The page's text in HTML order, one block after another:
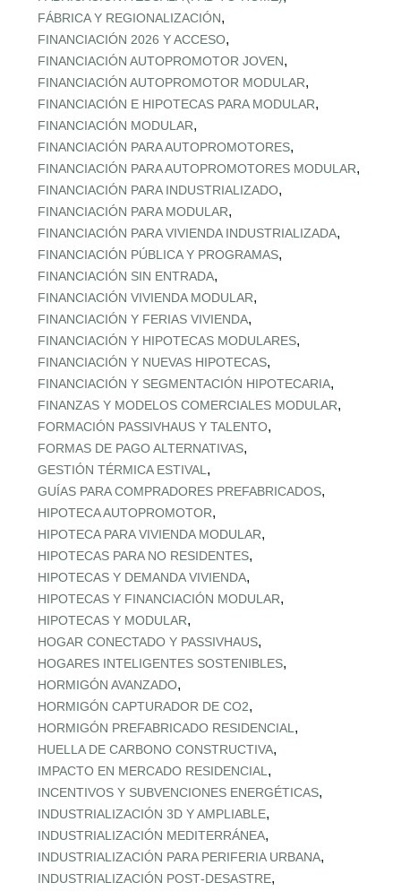
FÁBRICA Y REGIONALIZACIÓN,
FINANCIACIÓN 2026 Y ACCESO,
FINANCIACIÓN AUTOPROMOTOR JOVEN,
FINANCIACIÓN AUTOPROMOTOR MODULAR,
FINANCIACIÓN E HIPOTECAS PARA MODULAR,
FINANCIACIÓN MODULAR,
FINANCIACIÓN PARA AUTOPROMOTORES,
FINANCIACIÓN PARA AUTOPROMOTORES MODULAR,
FINANCIACIÓN PARA INDUSTRIALIZADO,
FINANCIACIÓN PARA MODULAR,
FINANCIACIÓN PARA VIVIENDA INDUSTRIALIZADA,
FINANCIACIÓN PÚBLICA Y PROGRAMAS,
FINANCIACIÓN SIN ENTRADA,
FINANCIACIÓN VIVIENDA MODULAR,
FINANCIACIÓN Y FERIAS VIVIENDA,
FINANCIACIÓN Y HIPOTECAS MODULARES,
FINANCIACIÓN Y NUEVAS HIPOTECAS,
FINANCIACIÓN Y SEGMENTACIÓN HIPOTECARIA,
FINANZAS Y MODELOS COMERCIALES MODULAR,
FORMACIÓN PASSIVHAUS Y TALENTO,
FORMAS DE PAGO ALTERNATIVAS,
GESTIÓN TÉRMICA ESTIVAL ,
GUÍAS PARA COMPRADORES PREFABRICADOS,
HIPOTECA AUTOPROMOTOR,
HIPOTECA PARA VIVIENDA MODULAR,
HIPOTECAS PARA NO RESIDENTES,
HIPOTECAS Y DEMANDA VIVIENDA,
HIPOTECAS Y FINANCIACIÓN MODULAR,
HIPOTECAS Y MODULAR,
HOGAR CONECTADO Y PASSIVHAUS,
HOGARES INTELIGENTES SOSTENIBLES,
HORMIGÓN AVANZADO,
HORMIGÓN CAPTURADOR DE CO2,
HORMIGÓN PREFABRICADO RESIDENCIAL ,
HUELLA DE CARBONO CONSTRUCTIVA,
IMPACTO EN MERCADO RESIDENCIAL ,
INCENTIVOS Y SUBVENCIONES ENERGÉTICAS,
INDUSTRIALIZACIÓN 3D Y AMPLIABLE,
INDUSTRIALIZACIÓN MEDITERRÁNEA,
INDUSTRIALIZACIÓN PARA PERIFERIA URBANA,
INDUSTRIALIZACIÓN POST‑DESASTRE,